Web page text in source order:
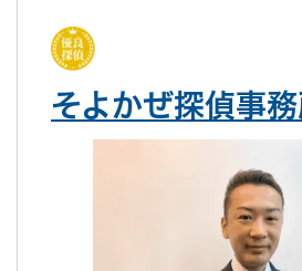
そよかぜ探偵事